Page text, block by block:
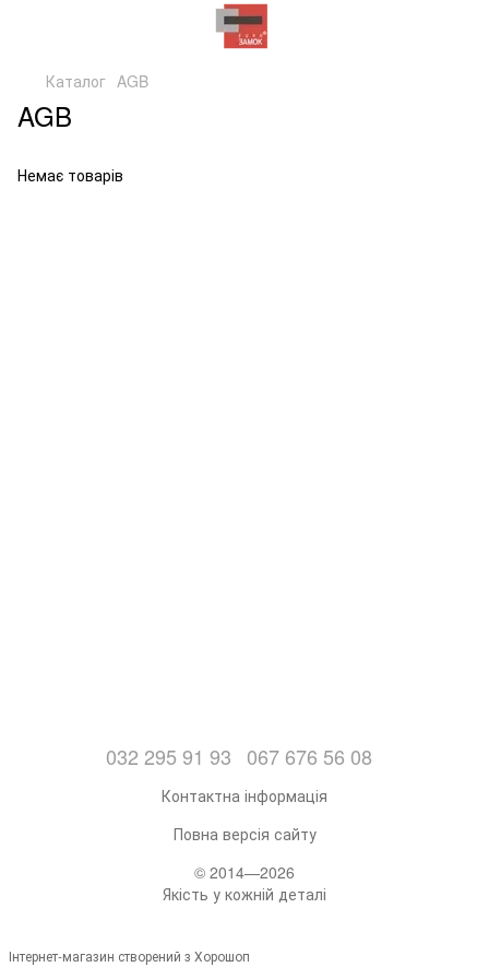
Каталог AGB
AGB
Немає товарів
032 295 91 93 067 676 56 08
Контактна інформація
Повна версія сайту
© 2014—2026
Якість у кожній деталі
Інтернет-магазин створений з Хорошоп